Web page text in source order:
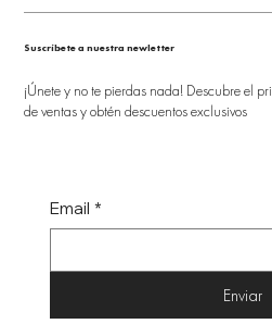
Suscríbete a nuestra newletter
¡Únete y no te pierdas nada! Descubre el
de ventas y obtén descuentos exclusivos
Email *
Enviar